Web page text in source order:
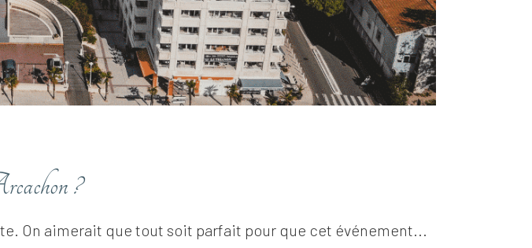
?
On aimerait que tout soit parfait pour que cet événement...